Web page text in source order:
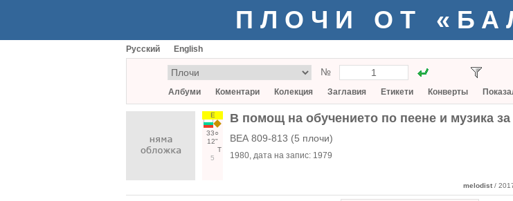
ПЛОЧИ ОТ
Русский English
№
Албуми Коментари Колекция Заглавия Етикети Конверты
Е
33○
12"
Т
5
В помощ на обучението по пеене и музика за
ВЕА 809-813 (5 плочи)
1980, дата на запис: 1979
melodist /